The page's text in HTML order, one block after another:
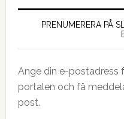
PRENUMERERA PÅ
Ange din e-postadress
portalen och få
post.